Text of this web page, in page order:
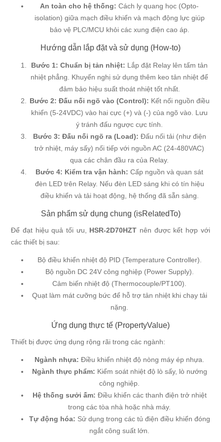
An toàn cho hệ thống: Cách ly quang học (Opto-
isolation) giữa mạch điều khiển và mạch động lực giúp
bảo vệ PLC/MCU khỏi các xung điện cao áp.
Hướng dẫn lắp đặt và sử dụng (How-to)
Bước 1: Chuẩn bị tản nhiệt: Lắp đặt Relay lên tấm tản
nhiệt phẳng. Khuyến nghị sử dụng thêm keo tản nhiệt để
đảm bảo hiệu suất thoát nhiệt tốt nhất.
Bước 2: Đấu nối ngõ vào (Control): Kết nối nguồn điều
khiển (5-24VDC) vào hai cực (+) và (-) của ngõ vào. Lưu
ý tránh đấu ngược cực tính.
Bước 3: Đấu nối ngõ ra (Load): Đấu nối tải (như điện
trở nhiệt, máy sấy) nối tiếp với nguồn AC (24-480VAC)
qua các chân đầu ra của Relay.
Bước 4: Kiểm tra vận hành: Cấp nguồn và quan sát
đèn LED trên Relay. Nếu đèn LED sáng khi có tín hiệu
điều khiển và tải hoạt động, hệ thống đã sẵn sàng.
Sản phẩm sử dụng chung (isRelatedTo)
Để đạt hiệu quả tối ưu, HSR-2D70HZT nên được kết hợp với
các thiết bị sau:
Bộ điều khiển nhiệt độ PID (Temperature Controller).
Bộ nguồn DC 24V công nghiệp (Power Supply).
Cảm biến nhiệt độ (Thermocouple/PT100).
Quạt làm mát cưỡng bức để hỗ trợ tản nhiệt khi chạy tải
nặng.
Ứng dụng thực tế (PropertyValue)
Thiết bị được ứng dụng rộng rãi trong các ngành:
Ngành nhựa: Điều khiển nhiệt độ nòng máy ép nhựa.
Ngành thực phẩm: Kiểm soát nhiệt độ lò sấy, lò nướng
công nghiệp.
Hệ thống sưởi ấm: Điều khiển các thanh điện trở nhiệt
trong các tòa nhà hoặc nhà máy.
Tự động hóa: Sử dụng trong các tủ điện điều khiển đóng
ngắt công suất lớn.